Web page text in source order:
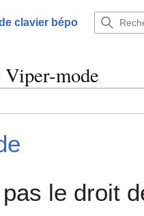
clavier bépo
mode
pas le droit